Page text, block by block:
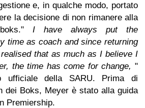
e, in qualche modo, portato
la decisione di non rimanere alla
I have always put the
time as coach and since returning
that as much as I believe I
the time has come for change, "
della SARU. Prima di
dei Boks, Meyer è stato alla guida
Premiership.